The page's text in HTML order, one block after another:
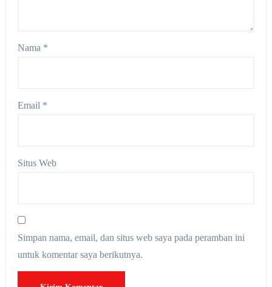
Nama *
Email *
Situs Web
Simpan nama, email, dan situs web saya pada peramban ini
untuk komentar saya berikutnya.